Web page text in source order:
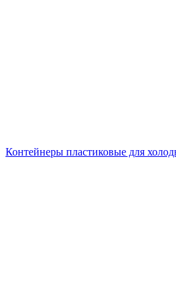
Контейнеры пластиковые для